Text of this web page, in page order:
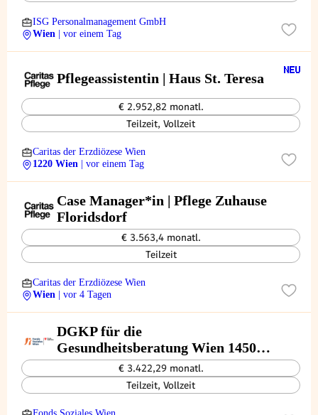
ISG Personalmanagement GmbH
Wien
| vor einem Tag
Pflegeassistentin | Haus St. Teresa
€ 2.952,82 monatl.
Teilzeit, Vollzeit
Caritas der Erzdiözese Wien
1220 Wien
| vor einem Tag
Case Manager*in | Pflege Zuhause
Floridsdorf
€ 3.563,4 monatl.
Teilzeit
Caritas der Erzdiözese Wien
Wien
| vor 4 Tagen
DGKP für die
Gesundheitsberatung Wien 1450
(26/02/KS)€ 3.422,29 monatl.
Teilzeit, Vollzeit